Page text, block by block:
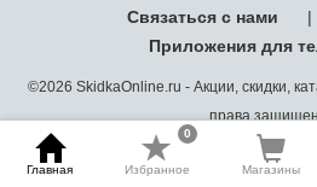
Связаться с нами
|
Приложения для
©2026 SkidkaOnline.ru - Акции, скидки,
права
Главная Избранное
0
Магазины